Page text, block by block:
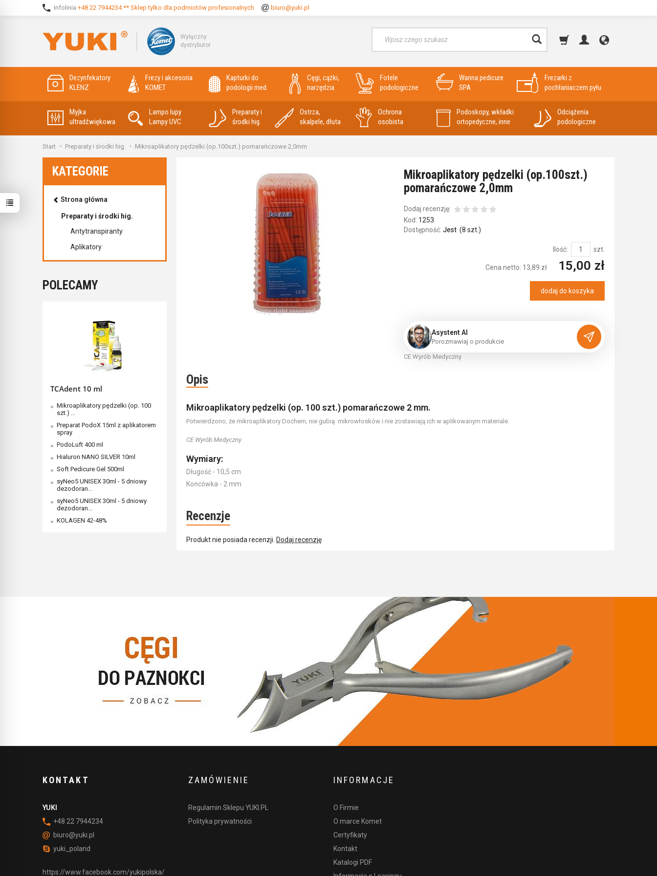
Infolinia +48 22 7944234 ** Sklep tylko dla podmiotów profesionalnych biuro@yuki.pl
Wyłączny
dystrybutor
Dezynfekatory
KLENZ
Frezy i akcesoria
KOMET
Kapturki do
podologii med.
Cęgi, cążki,
narzędzia
Fotele
podologiczne
Wanna pedicure
SPA
Frezarki z
pochłaniaczem pyłu
Myjka
ultradźwiękowa
Lampo lupy
Lampy UVC
Preparaty i
środki hig.
Ostrza,
skalpele, dłuta
Ochrona
osobista
Podoskopy, wkładki
ortopedyczne, inne
Odciążenia
podologiczne
Start Preparaty i środki hig. Mikroaplikatory pędzelki (op.100szt.) pomarańczowe 2,0mm
Mikroaplikatory pędzelki (op.100szt.)
pomarańczowe 2,0mm
Dodaj recenzję:
Kod: 1253
Dostępność: Jest (8 szt.)
Ilość: szt.
Cena netto: 13,89 zł 15,00 zł
dodaj do koszyka
Asystent AI
Porozmawiaj o produ kcie
CE Wyrób Medyczny
Opis
Mikroaplikatory pędzelki (op. 100 szt.) pomarańczowe 2 mm.
Potwierdzono, że mikroaplikatory Dochem, nie gubią mikrowłosków i nie zostawiają ich w aplikowanym materiale.
CE Wyrób Medyczny
Wymiary:
Długość - 10,5 cm
Końcówka - 2 mm
Recenzje
Produkt nie posiada recenzji. Dodaj recenzję
KATEGORIE
Strona główna
Preparaty i środki hig.
Antytranspiranty
Aplikatory
POLECAMY
TCAdent 10 ml
Mikroaplikatory pędzelki (op. 100
szt.) ...
Preparat PodoX 15ml z aplikatorem
spray
PodoLuft 400 ml
Hialuron NANO SILVER 10ml
Soft Pedicure Gel 500ml
syNeo5 UNISEX 30ml - 5 dniowy
dezodoran...
syNeo5 UNISEX 30ml - 5 dniowy
dezodoran...
KOLAGEN 42-48%
KONTAKT
YUKI
+48 22 7944234
biuro@yuki.pl
yuki_poland
https://www.facebook.com/yukipolska/
ZAMÓWIENIE
Regulamin Sklepu YUKI.PL
Polityka prywatności
INFORMACJE
O Firmie
O marce Komet
Certyfikaty
Kontakt
Katalogi PDF